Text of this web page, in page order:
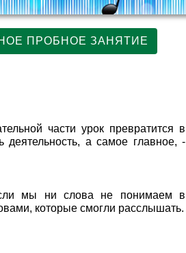
ПРОБНОЕ ЗАНЯТИЕ
части урок превратится в
деятельность, а самое главное, -
мы ни слова не понимаем в
которые смогли расслышать.